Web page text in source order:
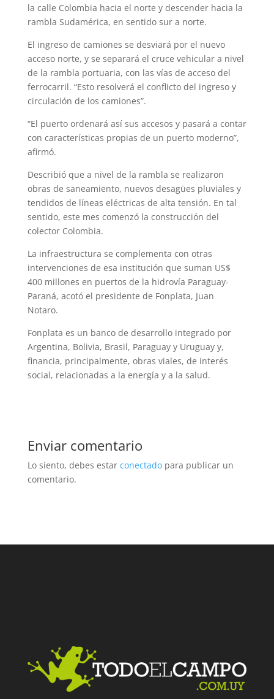
la calle Colombia hacia el norte y descender hacia la
rambla Sudamérica, en sentido sur a norte.
El ingreso de camiones se desviará por el nuevo
acceso norte, y se separará el cruce vehicular a nivel
de la rambla portuaria, con las vías de acceso del
ferrocarril. “Esto resolverá el conflicto del ingreso y
circulación de los camiones”.
“El puerto ordenará así sus accesos y pasará a contar
con características propias de un puerto moderno”,
afirmó.
Describió que a nivel de la rambla se realizaron
obras de saneamiento, nuevos desagües pluviales y
tendidos de líneas eléctricas de alta tensión. En tal
sentido, este mes comenzó la construcción del
colector Colombia.
La infraestructura se complementa con otras
intervenciones de esa institución que suman US$
400 millones en puertos de la hidrovía Paraguay-
Paraná, acotó el presidente de Fonplata, Juan
Notaro.
Fonplata es un banco de desarrollo integrado por
Argentina, Bolivia, Brasil, Paraguay y Uruguay y,
financia, principalmente, obras viales, de interés
social, relacionadas a la energía y a la salud.
Enviar comentario
Lo siento, debes estar conectadopara publicar un
comentario.
Facebook